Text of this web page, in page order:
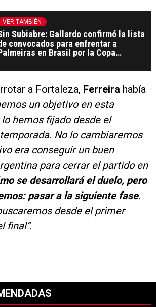
VER TAMBIÉN
Subiabre: Gallardo confirmó la lista
convocados para enfrentar a
en Brasil por la Copa
a Fortaleza, Ferreira había
un objetivo en esta
hemos fijado desde el
No lo cambiaremos
era conseguir un buen
para cerrar el partido en
se desarrollará el duelo, pero
pasar a la siguiente fase.
desde el primer
final”.